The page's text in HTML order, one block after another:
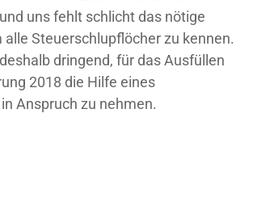
uns fehlt schlicht das nötige
alle Steuerschlupflöcher zu kennen.
dringend, für das Ausfüllen
2018 die Hilfe eines
Anspruch zu nehmen.